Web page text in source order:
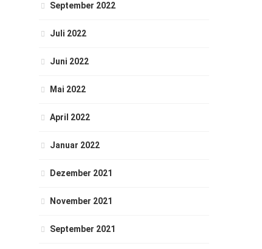
September 2022
Juli 2022
Juni 2022
Mai 2022
April 2022
Januar 2022
Dezember 2021
November 2021
September 2021